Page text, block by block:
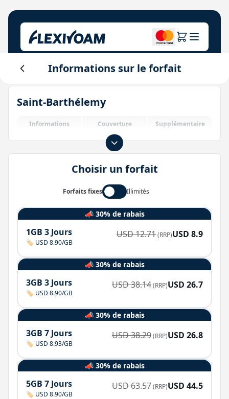
Explorez les plans
À propos de nous
Centre des investisseurs
Pour les marques
Login
Informations sur le forfait
Saint-Barthélemy
Informations Couverture Supplémentaire
Choisir un forfait
Forfaits fixes Illimités
📣 30% de rabais
1GB 3 Jours
🏷️ USD 8.90/GB
USD12.71(RRP)USD 8.9
📣 30% de rabais
3GB 3 Jours
🏷️ USD 8.90/GB
USD38.14(RRP)USD 26.7
📣 30% de rabais
3GB 7 Jours
🏷️ USD 8.93/GB
USD38.29(RRP)USD 26.8
📣 30% de rabais
5GB 7 Jours
🏷️ USD 8.90/GB
USD63.57(RRP)USD 44.5